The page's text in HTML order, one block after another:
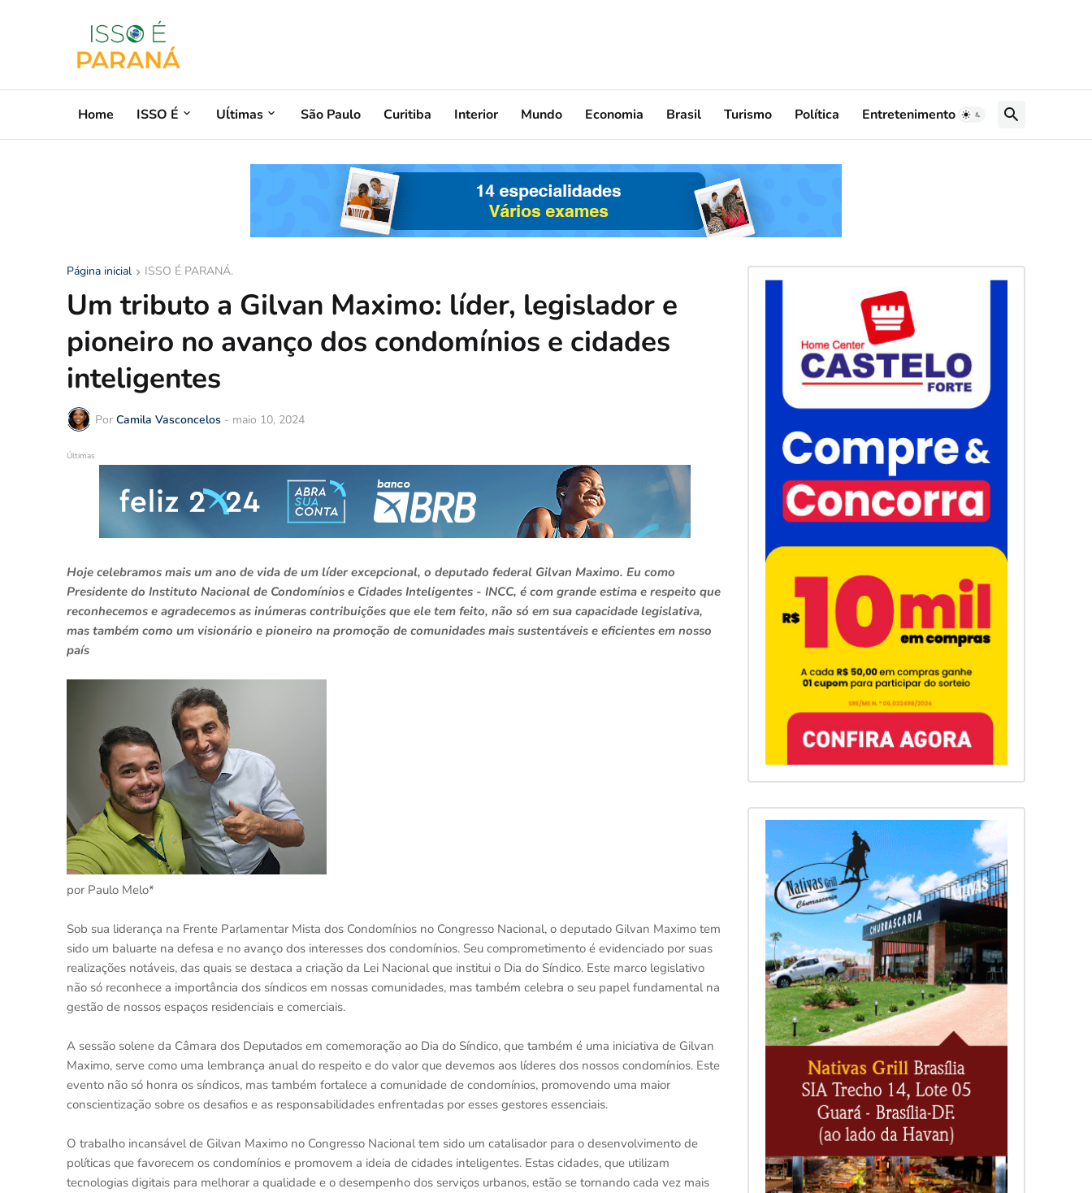
Home ISSO É Uĺtimas São Paulo Curitiba Interior Mundo Economia Brasil Turismo Política Entretenimento
Página inicial ISSO É PARANÁ.
Um tributo a Gilvan Maximo: líder, legislador e
pioneiro no avanço dos condomínios e cidades
inteligentes
Por Camila Vasconcelos - maio 10, 2024
Últimas
Hoje celebramos mais um ano de vida de um líder excepcional, o deputado federal Gilvan Maximo. Eu como
Presidente do Instituto Nacional de Condomínios e Cidades Inteligentes - INCC, é com grande estima e respeito que
reconhecemos e agradecemos as inúmeras contribuições que ele tem feito, não só em sua capacidade legislativa,
mas também como um visionário e pioneiro na promoção de comunidades mais sustentáveis e eficientes em nosso
país
por Paulo Melo*
Sob sua liderança na Frente Parlamentar Mista dos Condomínios no Congresso Nacional, o deputado Gilvan Maximo tem
sido um baluarte na defesa e no avanço dos interesses dos condomínios. Seu comprometimento é evidenciado por suas
realizações notáveis, das quais se destaca a criação da Lei Nacional que institui o Dia do Síndico. Este marco legislativo
não só reconhece a importância dos síndicos em nossas comunidades, mas também celebra o seu papel fundamental na
gestão de nossos espaços residenciais e comerciais.
A sessão solene da Câmara dos Deputados em comemoração ao Dia do Síndico, que também é uma iniciativa de Gilvan
Maximo, serve como uma lembrança anual do respeito e do valor que devemos aos líderes dos nossos condomínios. Este
evento não só honra os síndicos, mas também fortalece a comunidade de condomínios, promovendo uma maior
conscientização sobre os desafios e as responsabilidades enfrentadas por esses gestores essenciais.
O trabalho incansável de Gilvan Maximo no Congresso Nacional tem sido um catalisador para o desenvolvimento de
políticas que favorecem os condomínios e promovem a ideia de cidades inteligentes. Estas cidades, que utilizam
tecnologias digitais para melhorar a qualidade e o desempenho dos serviços urbanos, estão se tornando cada vez mais